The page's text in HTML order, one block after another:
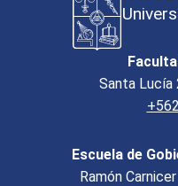
Santa Lucía
Escuela de
Ramón